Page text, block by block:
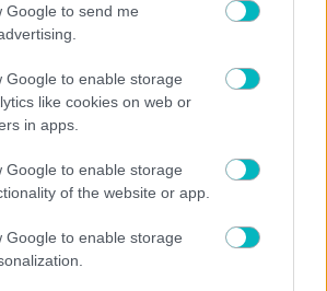
Google to send me
Google to enable storage
like cookies on web or
in apps.
Google to enable storage
of the website or app.
Google to enable storage